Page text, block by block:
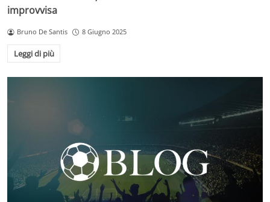
improvvisa
Bruno De Santis 8 Giugno 2025
Leggi di più